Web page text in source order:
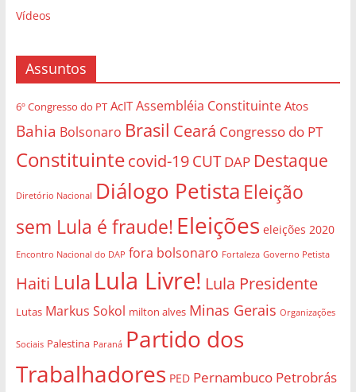
Vídeos
Assuntos
6º Congresso do PT AcIT Assembléia Constituinte Atos
Bahia Bolsonaro Brasil Ceará Congresso do PT
Constituintecovid-19CUT DAP Destaque
Diretório Nacional Diálogo Petista Eleição
sem Lula é fraude! Eleições eleições 2020
Encontro Nacional do DAP fora bolsonaro Fortaleza Governo Petista
Haiti Lula Lula Livre! Lula Presidente
Lutas Markus Sokol milton alves Minas Gerais Organizações
Sociais Palestina Paraná Partido dos
Trabalhadores PED Pernambuco Petrobrás